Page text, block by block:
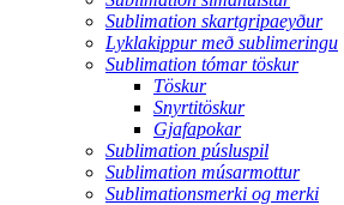
Sublimation skartgripaeyður
Lyklakippur með sublimeringu
Sublimation tómar töskur
Töskur
Snyrtitöskur
Gjafapokar
Sublimation púsluspil
Sublimation músarmottur
Sublimationsmerki og merki